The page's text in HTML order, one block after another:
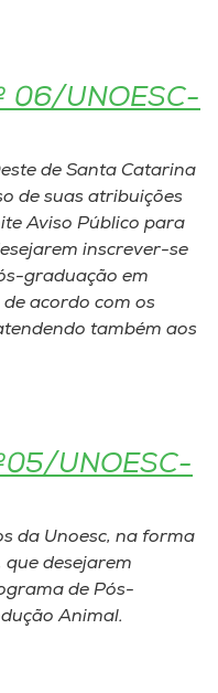
06/UNOESC-
de Santa Catarina
de suas atribuições
Aviso Público para
inscrever-se
graduação em
acordo com os
também aos
UNOESC-
da Unoesc, na forma
que desejarem
de Pós-
Animal.